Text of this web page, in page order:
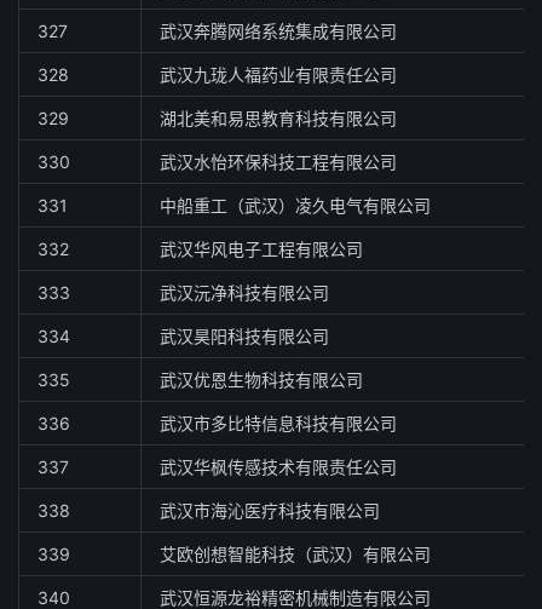
327 武汉奔腾网络系统集成有限公司
328 武汉九珑人福药业有限责任公司
329 湖北美和易思教育科技有限公司
330 武汉水怡环保科技工程有限公司
331 中船重工（武汉）凌久电气有限公司
332 武汉华风电子工程有限公司
333 武汉沅净科技有限公司
334 武汉昊阳科技有限公司
335 武汉优恩生物科技有限公司
336 武汉市多比特信息科技有限公司
337 武汉华枫传感技术有限责任公司
338 武汉市海沁医疗科技有限公司
339 艾欧创想智能科技（武汉）有限公司
340 武汉恒源龙裕精密机械制造有限公司